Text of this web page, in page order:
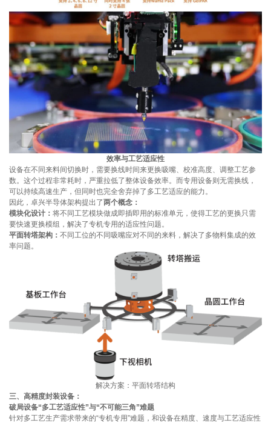
效率与工艺适应性
设备在不同来料间切换时，需要换线时间来更换吸嘴、校准高度、调整工艺参
数。这个过程非常耗时，严重拉低了整体设备效率。而专用设备则无需换线，
可以持续高速生产，但同时也完全舍弃掉了多工艺适应的能力。
因此，卓兴半导体架构提出了两个概念：
模块化设计： 将不同工艺模块做成即插即用的标准单元，使得工艺的更换只需
要快速更换模组，解决了专机专用的适应性问题。
平面转塔架构： 不同工位的不同吸嘴应对不同的来料，解决了多物料集成的效
率问题。
解决方案：平面转塔结构
三、高精度封装设备：
破局设备“多工艺适应性”与“不可能三角”难题
针对多工艺生产需求带来的“专机专用”难题，和设备在精度、速度与工艺适应性